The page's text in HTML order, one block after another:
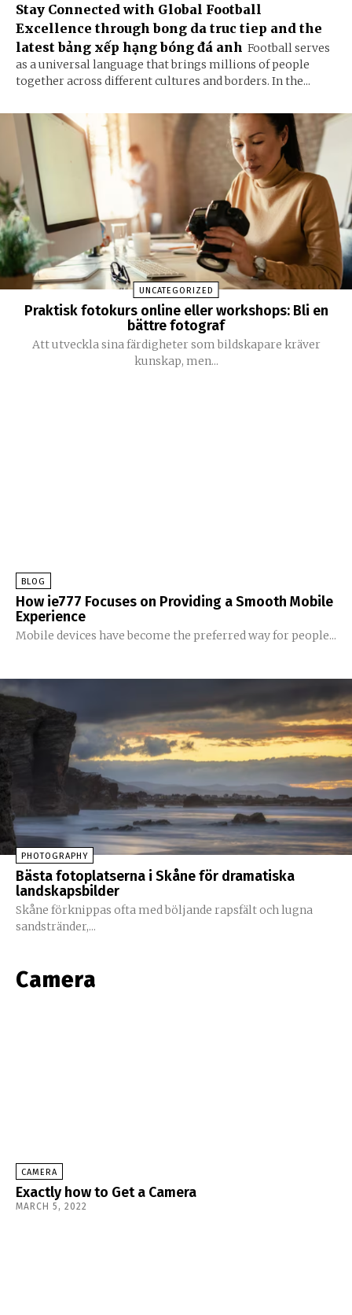
Stay Connected with Global Football
Excellence through bong da truc tiep and the
latest bảng xếp hạng bóng đá anh Football serves
as a universal language that brings millions of people
together across different cultures and borders. In the...
UNCATEGORIZED
Praktisk fotokurs online eller workshops: Bli en
bättre fotograf
Att utveckla sina färdigheter som bildskapare kräver
kunskap, men...
BLOG
How ie777 Focuses on Providing a Smooth Mobile
Experience
Mobile devices have become the preferred way for people...
PHOTOGRAPHY
Bästa fotoplatserna i Skåne för dramatiska
landskapsbilder
Skåne förknippas ofta med böljande rapsfält och lugna
sandstränder,...
Camera
CAMERA
Exactly how to Get a Camera
MARCH 5, 2022